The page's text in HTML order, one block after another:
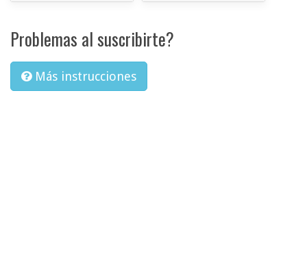
Problemas al suscribirte?
Más instrucciones